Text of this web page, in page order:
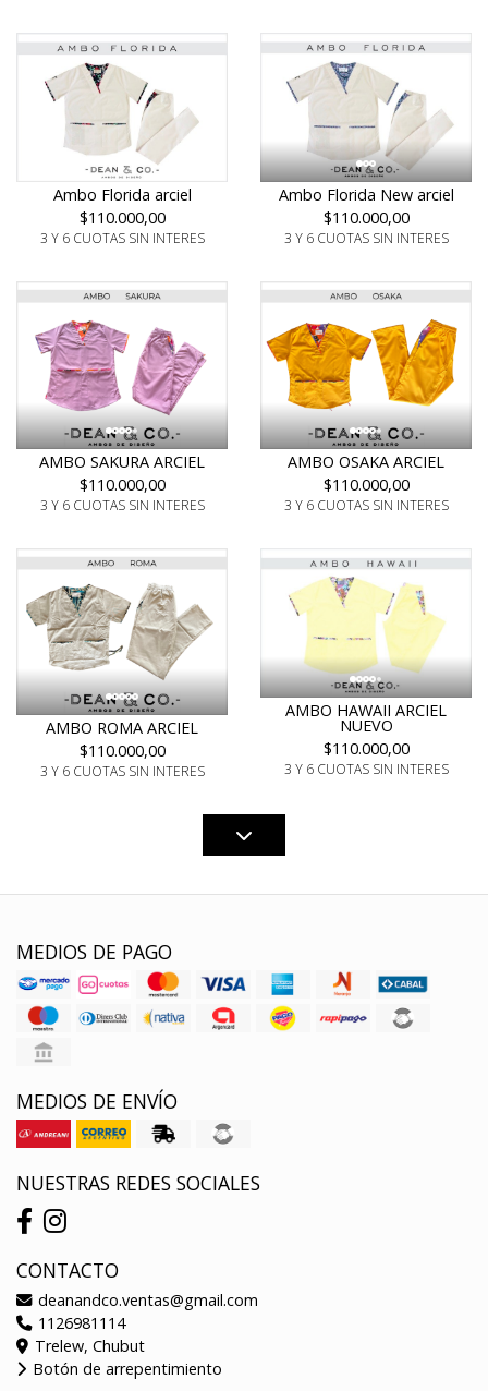
Ambo Florida arciel
$110.000,00
3 Y 6 CUOTAS SIN INTERES
Ambo Florida New arciel
$110.000,00
3 Y 6 CUOTAS SIN INTERES
AMBO SAKURA ARCIEL
$110.000,00
3 Y 6 CUOTAS SIN INTERES
AMBO OSAKA ARCIEL
$110.000,00
3 Y 6 CUOTAS SIN INTERES
AMBO ROMA ARCIEL
$110.000,00
3 Y 6 CUOTAS SIN INTERES
AMBO HAWAII ARCIEL
NUEVO
$110.000,00
3 Y 6 CUOTAS SIN INTERES
MEDIOS DE PAGO
MEDIOS DE ENVÍO
NUESTRAS REDES SOCIALES
CONTACTO
deanandco.ventas@gmail.com
1126981114
Trelew, Chubut
Botón de arrepentimiento